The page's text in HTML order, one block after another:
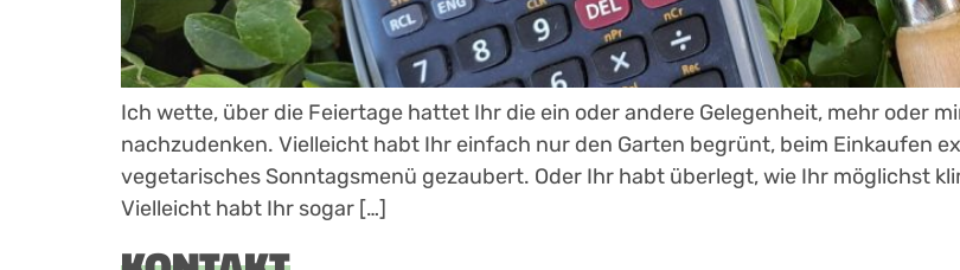
Ich wette, über die Feiertage hattet Ihr die ein oder andere Gelegenheit, mehr oder
nachzudenken. Vielleicht habt Ihr einfach nur den Garten begrünt, beim Einkaufen
vegetarisches Sonntagsmenü gezaubert. Oder Ihr habt überlegt, wie Ihr möglichst
Vielleicht habt Ihr sogar […]